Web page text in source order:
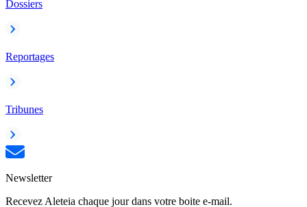
Dossiers
Reportages
Tribunes
Newsletter
Recevez Aleteia chaque jour dans votre boite e-mail.